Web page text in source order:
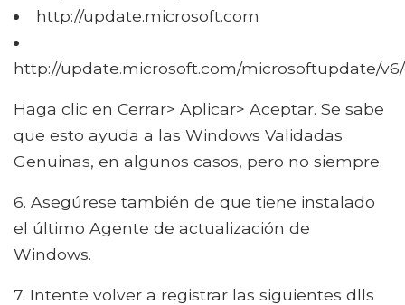
http://update.microsoft.com
http://update.microsoft.com/microsoftupdate/
Haga clic en Cerrar> Aplicar> Aceptar. Se sabe
que esto ayuda a las Windows Validadas
Genuinas, en algunos casos, pero no siempre.
6. Asegúrese también de que tiene instalado
el último Agente de actualización de
Windows.
7. Intente volver a registrar las siguientes dlls